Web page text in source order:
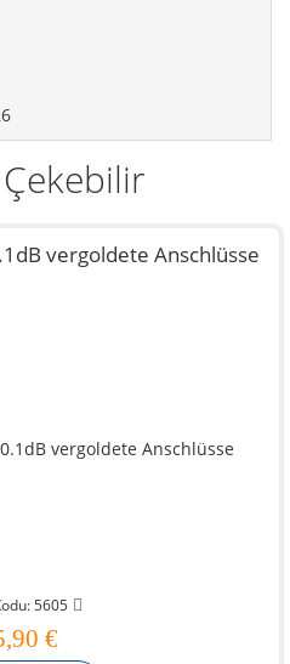
vergoldete Anschlüsse
5605
€